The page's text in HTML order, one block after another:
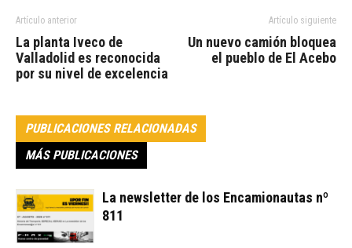
Artículo anterior
La planta Iveco de
Valladolid es reconocida
por su nivel de excelencia
Artículo siguiente
Un nuevo camión bloquea
el pueblo de El Acebo
PUBLICACIONES RELACIONADAS
MÁS PUBLICACIONES
La newsletter de los Encamionautas nº
811